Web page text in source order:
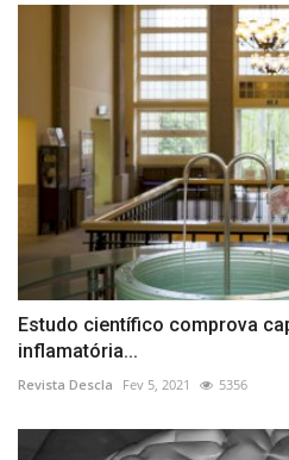
Estudo científico comprova
inflamatória...
Revista Descla Fev 5, 2021 5356